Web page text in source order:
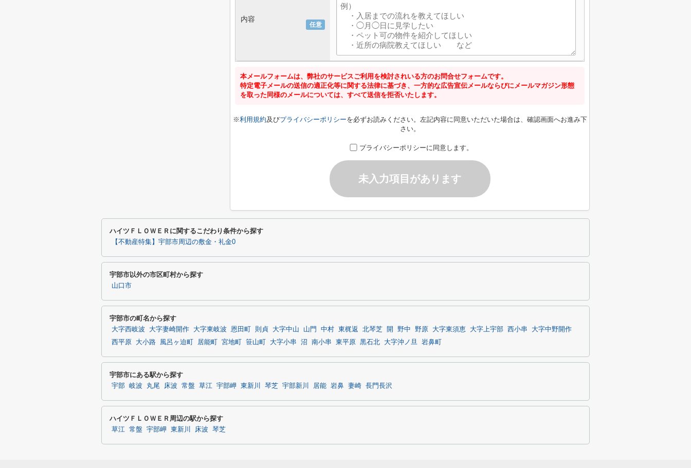
任意
内容
本メールフォームは、弊社のサービスご利用を検討されいる方のお問合せフォームです。
特定電子メールの送信の適正化等に関する法律に基づき、一方的な広告宣伝メールならびにメールマガジン形態
を取った同様のメールについては、すべて送信を拒否いたします。
※利用規約及びプライバシーポリシーを必ずお読みください。左記内容に同意いただいた場合は、確認画面へお進み下
さい。
プライバシーポリシーに同意します。
未入力項目があります
ハイツＦＬＯＷＥＲに関するこだわり条件から探す
【不動産特集】宇部市周辺の敷金・礼金0
宇部市以外の市区町村から探す
山口市
宇部市の町名から探す
大字西岐波 大字妻崎開作 大字東岐波 恩田町 則貞 大字中山 山門 中村 東梶返 北琴芝 開 野中 野原 大字東須恵 大字上宇部 西小串
大字中野開作
西平原
大小路 風呂ヶ迫町 居能町 宮地町 笹山町 大字小串 沼 南小串 東平原 黒石北 大字沖ノ旦 岩鼻町
宇部市にある駅から探す
宇部 岐波 丸尾 床波 常盤 草江 宇部岬 東新川 琴芝 宇部新川 居能 岩鼻 妻崎 長門長沢
ハイツＦＬＯＷＥＲ周辺の駅から探す
草江 常盤 宇部岬 東新川 床波 琴芝